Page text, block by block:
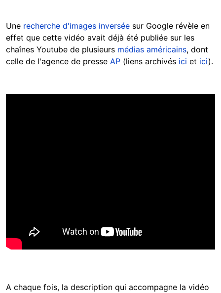
Une recherche d'images inversée sur Google révèle en
effet que cette vidéo avait déjà été publiée sur les
chaînes Youtube de plusieurs médias américains, dont
celle de l'agence de presse AP (liens archivés ici et ici).
A chaque fois, la description qui accompagne la vidéo